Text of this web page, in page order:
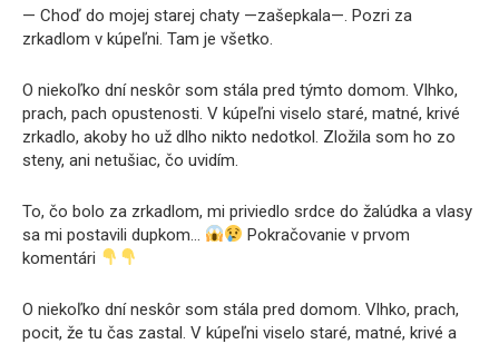
— Choď do mojej starej chaty —zašepkala—. Pozri za
zrkadlom v kúpeľni. Tam je všetko.
O niekoľko dní neskôr som stála pred týmto domom. Vlhko,
prach, pach opustenosti. V kúpeľni viselo staré, matné, krivé
zrkadlo, akoby ho už dlho nikto nedotkol. Zložila som ho zo
steny, ani netušiac, čo uvidím.
To, čo bolo za zrkadlom, mi priviedlo srdce do žalúdka a vlasy
sa mi postavili dupkom…
Pokračovanie v prvom
komentári
O niekoľko dní neskôr som stála pred domom. Vlhko, prach,
pocit, že tu čas zastal. V kúpeľni viselo staré, matné, krivé a